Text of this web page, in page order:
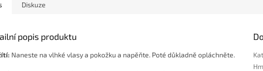
Diskuze
popis produktu
Naneste na vlhké vlasy a pokožku a napěňte. Poté důkladně opláchněte.